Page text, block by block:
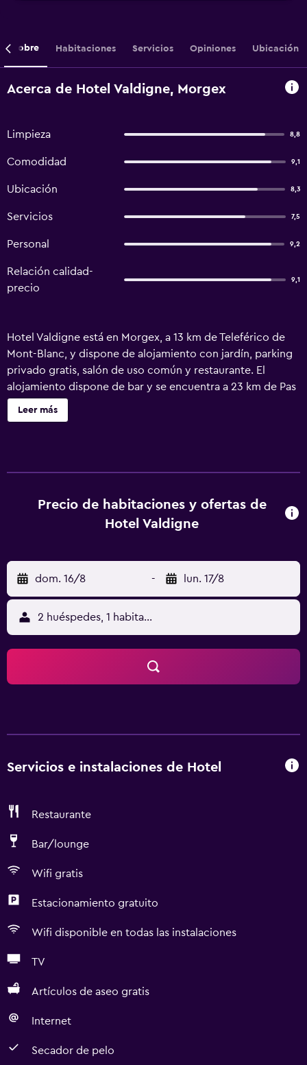
Sobre Habitaciones Servicios Opiniones Ubicación
Acerca de Hotel Valdigne, Morgex
Limpieza 8,8
Comodidad 9,1
Ubicación 8,3
Servicios 7,5
Personal 9,2
Relación calidad-
precio
9,1
Hotel Valdigne está en Morgex, a 13 km de Teleférico de
Mont-Blanc, y dispone de alojamiento con jardín, parking
privado gratis, salón de uso común y restaurante. El
alojamiento dispone de bar y se encuentra a 23 km de Pas
dans la Vide (Paso hacia el vacío). El cafetería es ideal para
tomar algo. En el hotel, las habitaciones tienen escritorio.
equipadas con TV y secador de pelo. Hay opciones buffet
o italianas de desayuno disponibles en Hotel Valdigne.
Leer más
Precio de habitaciones y ofertas de
Hotel Valdigne
dom. 16/8 - lun. 17/8
2 huéspedes, 1 habitación
Servicios e instalaciones de Hotel
Restaurante
Bar/lounge
Wifi gratis
Estacionamiento gratuito
Wifi disponible en todas las instalaciones
TV
Artículos de aseo gratis
Internet
Secador de pelo